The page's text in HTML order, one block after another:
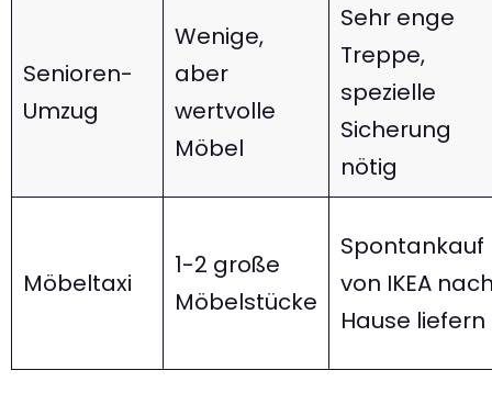
Senioren-
Umzug
Wenige,
aber
wertvolle
Möbel
Sehr enge
Treppe,
spezielle
Sicherung
nötig
Möbeltaxi
1-2 große
Möbelstücke
Spontankauf
von IKEA
Hause liefern